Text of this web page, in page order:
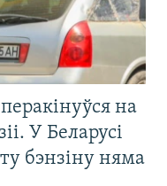
на
У Беларусі
бэнзіну няма